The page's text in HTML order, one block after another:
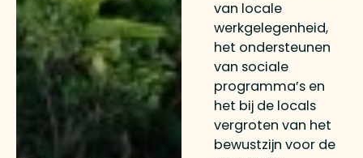
van locale
werkgelegenheid,
het ondersteunen
van sociale
programma’s en
het bij de locals
vergroten van het
bewustzijn voor de